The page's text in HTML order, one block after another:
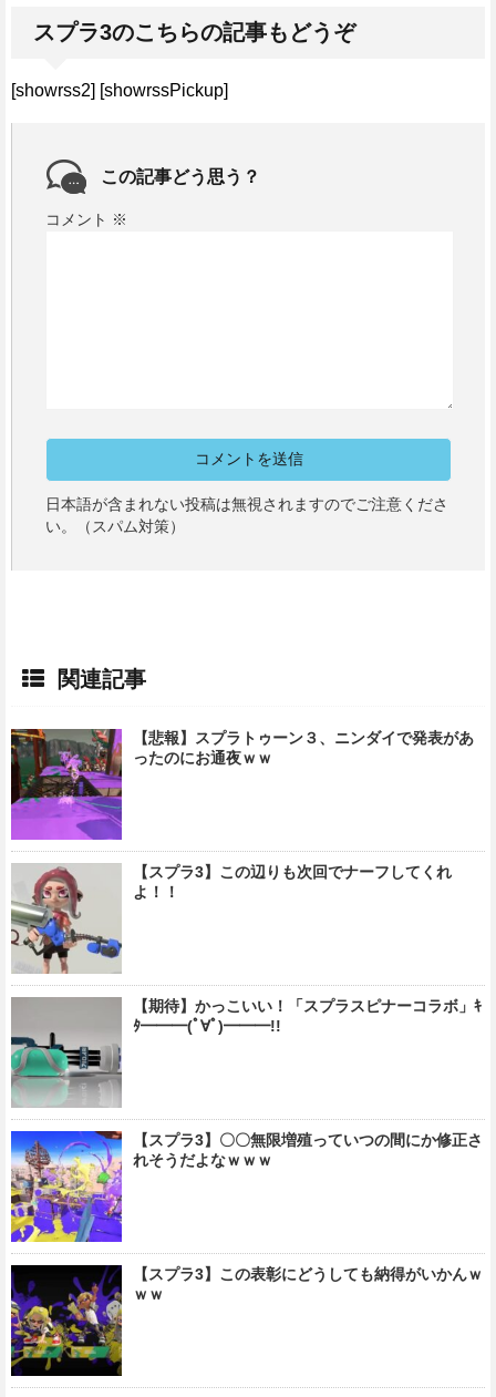
スプラ3のこちらの記事もどうぞ
[showrss2] [showrssPickup]
この記事どう思う？
コメント ※
日本語が含まれない投稿は無視されますのでご注意くださ
い。（スパム対策）
関連記事
【悲報】スプラトゥーン３、ニンダイで発表があ
ったのにお通夜ｗｗ
【スプラ3】この辺りも次回でナーフしてくれ
よ！！
【期待】かっこいい！「スプラスピナーコラボ」ｷ
ﾀ━━━(ﾟ∀ﾟ)━━━!!
【スプラ3】〇〇無限増殖っていつの間にか修正さ
れそうだよなｗｗｗ
【スプラ3】この表彰にどうしても納得がいかんｗ
ｗｗ